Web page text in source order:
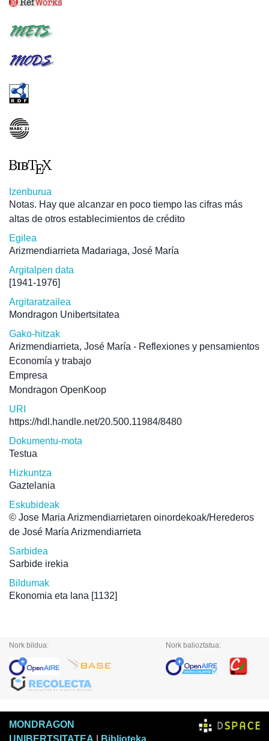
Izenburua
Notas. Hay que alcanzar en poco tiempo las cifras más
altas de otros establecimientos de crédito
Egilea
Arizmendiarrieta Madariaga, José María
Argitalpen data
[1941-1976]
Argitaratzailea
Mondragon Unibertsitatea
Gako-hitzak
Arizmendiarrieta, José María - Reflexiones y pensamientos
Economía y trabajo
Empresa
Mondragon OpenKoop
URI
https://hdl.handle.net/20.500.11984/8480
Dokumentu-mota
Testua
Hizkuntza
Gaztelania
Eskubideak
© Jose Maria Arizmendiarrietaren oinordekoak/Herederos
de José María Arizmendiarrieta
Sarbidea
Sarbide irekia
Bildumak
Ekonomia eta lana [1132]
Nork bildua: Nork balioztatua:
MONDRAGON